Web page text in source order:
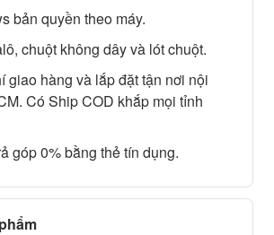
bản quyền theo máy.
chuột không dây và lót chuột.
giao hàng và lắp đặt tận nơi nội
Có Ship COD khắp mọi tỉnh
góp 0% bằng thẻ tín dụng.